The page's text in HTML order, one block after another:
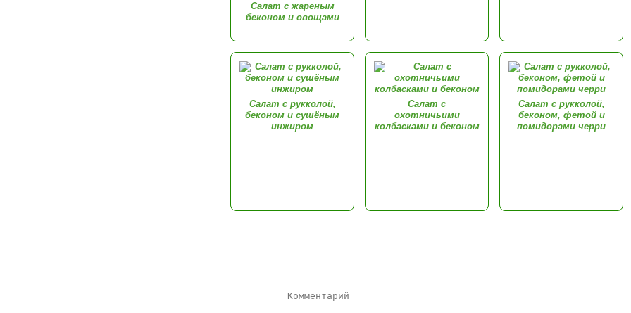
Салат с жареным
беконом и овощами
Салат с рукколой,
беконом и сушёным
инжиром
Салат с
охотничьими
колбасками и беконом
Салат с рукколой,
беконом, фетой и
помидорами черри